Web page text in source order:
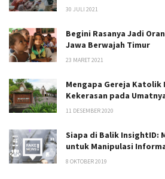
30 JULI 2021
Begini Rasanya Jadi
Jawa Berwajah Timur
23 MARET 2021
Mengapa Gereja Katolik
Kekerasan pada
11 DESEMBER 2020
Siapa di Balik InsightID:
untuk Manipulasi
8 OKTOBER 2019